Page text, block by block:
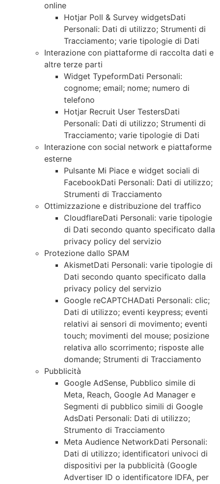
online
Hotjar Poll & Survey widgetsDati
Personali: Dati di utilizzo; Strumenti di
Tracciamento; varie tipologie di Dati
Interazione con piattaforme di raccolta dati e
altre terze parti
Widget TypeformDati Personali:
cognome; email; nome; numero di
telefono
Hotjar Recruit User TestersDati
Personali: Dati di utilizzo; Strumenti di
Tracciamento; varie tipologie di Dati
Interazione con social network e piattaforme
esterne
Pulsante Mi Piace e widget sociali di
FacebookDati Personali: Dati di utilizzo;
Strumenti di Tracciamento
Ottimizzazione e distribuzione del traffico
CloudflareDati Personali: varie tipologie
di Dati secondo quanto specificato dalla
privacy policy del servizio
Protezione dallo SPAM
AkismetDati Personali: varie tipologie di
Dati secondo quanto specificato dalla
privacy policy del servizio
Google reCAPTCHADati Personali: clic;
Dati di utilizzo; eventi keypress; eventi
relativi ai sensori di movimento; eventi
touch; movimenti del mouse; posizione
relativa allo scorrimento; risposte alle
domande; Strumenti di Tracciamento
Pubblicità
Google AdSense, Pubblico simile di
Meta, Reach, Google Ad Manager e
Segmenti di pubblico simili di Google
AdsDati Personali: Dati di utilizzo;
Strumento di Tracciamento
Meta Audience NetworkDati Personali:
Dati di utilizzo; identificatori univoci di
dispositivi per la pubblicità (Google
Advertiser ID o identificatore IDFA, per